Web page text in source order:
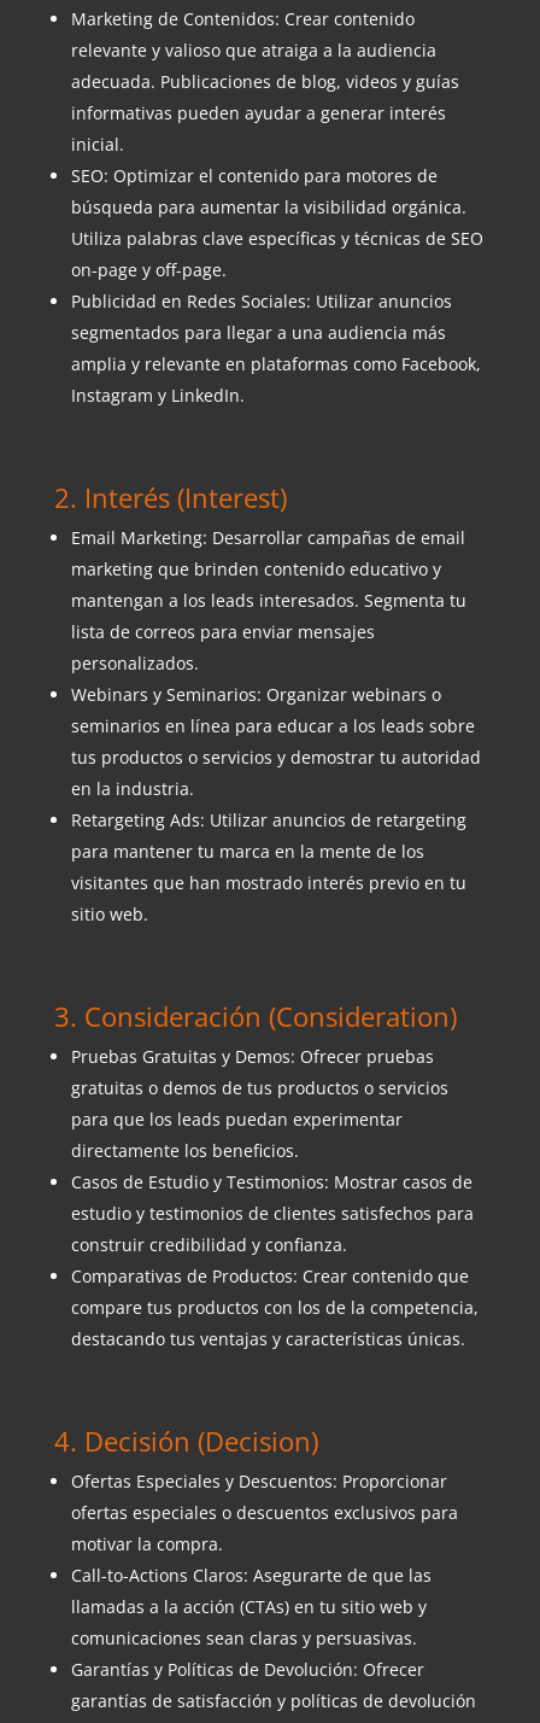
Marketing de Contenidos: Crear contenido
relevante y valioso que atraiga a la audiencia
adecuada. Publicaciones de blog, videos y guías
informativas pueden ayudar a generar interés
inicial.
SEO: Optimizar el contenido para motores de
búsqueda para aumentar la visibilidad orgánica.
Utiliza palabras clave específicas y técnicas de SEO
on-page y off-page.
Publicidad en Redes Sociales: Utilizar anuncios
segmentados para llegar a una audiencia más
amplia y relevante en plataformas como Facebook,
Instagram y LinkedIn.
2. Interés (Interest)
Email Marketing: Desarrollar campañas de email
marketing que brinden contenido educativo y
mantengan a los leads interesados. Segmenta tu
lista de correos para enviar mensajes
personalizados.
Webinars y Seminarios: Organizar webinars o
seminarios en línea para educar a los leads sobre
tus productos o servicios y demostrar tu autoridad
en la industria.
Retargeting Ads: Utilizar anuncios de retargeting
para mantener tu marca en la mente de los
visitantes que han mostrado interés previo en tu
sitio web.
3. Consideración (Consideration)
Pruebas Gratuitas y Demos: Ofrecer pruebas
gratuitas o demos de tus productos o servicios
para que los leads puedan experimentar
directamente los beneficios.
Casos de Estudio y Testimonios: Mostrar casos de
estudio y testimonios de clientes satisfechos para
construir credibilidad y confianza.
Comparativas de Productos: Crear contenido que
compare tus productos con los de la competencia,
destacando tus ventajas y características únicas.
4. Decisión (Decision)
Ofertas Especiales y Descuentos: Proporcionar
ofertas especiales o descuentos exclusivos para
motivar la compra.
Call-to-Actions Claros: Asegurarte de que las
llamadas a la acción (CTAs) en tu sitio web y
comunicaciones sean claras y persuasivas.
Garantías y Políticas de Devolución: Ofrecer
garantías de satisfacción y políticas de devolución